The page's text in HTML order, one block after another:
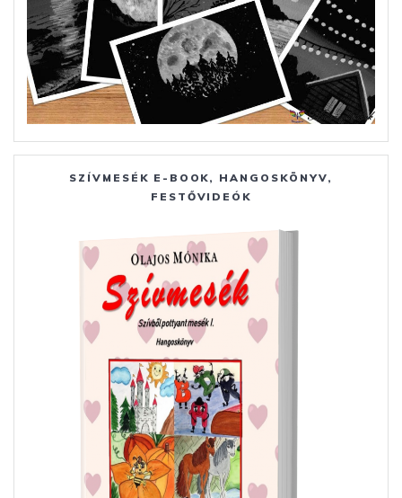
SZÍVMESÉK E-BOOK, HANGOSKÖNYV,
FESTŐVIDEÓK